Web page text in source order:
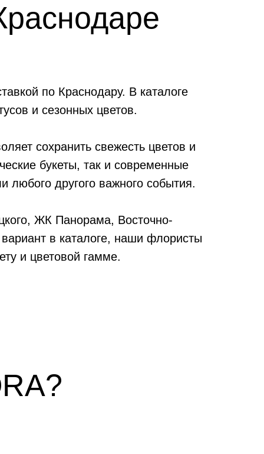
по Краснодару. В каталоге
и сезонных цветов.
сохранить свежесть цветов и
букеты, так и современные
другого важного события.
ЖК Панорама, Восточно-
в каталоге, наши флористы
и цветовой гамме.